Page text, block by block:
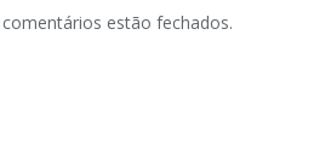
comentários estão fechados.